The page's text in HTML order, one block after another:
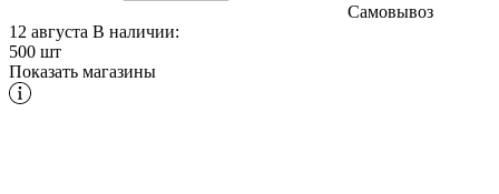
Самовывоз
12 августа В наличии:
500 шт
Показать магазины